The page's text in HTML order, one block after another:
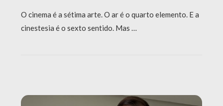
O cinema é a sétima arte. O ar é o quarto elemento. E a
cinestesia é o sexto sentido. Mas …